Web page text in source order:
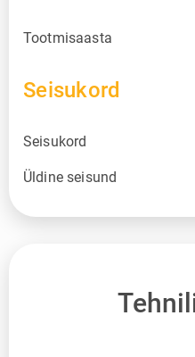
Tootmisaasta
Seisukord
Seisukord
Üldine seisund